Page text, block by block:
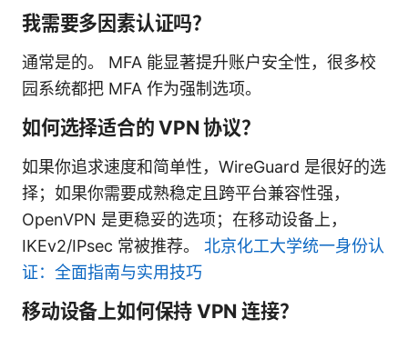
我需要多因素认证吗？
通常是的。 MFA 能显著提升账户安全性，很多校
园系统都把 MFA 作为强制选项。
如何选择适合的 VPN 协议？
如果你追求速度和简单性，WireGuard 是很好的选
择；如果你需要成熟稳定且跨平台兼容性强，
OpenVPN 是更稳妥的选项；在移动设备上，
IKEv2/IPsec 常被推荐。 北京化工大学统一身份认
证：全面指南与实用技巧
移动设备上如何保持 VPN 连接？